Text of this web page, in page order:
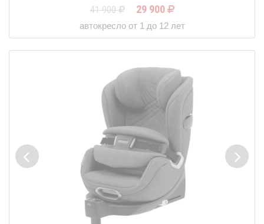
41 900 29 900
автокресло от 1 до 12 лет